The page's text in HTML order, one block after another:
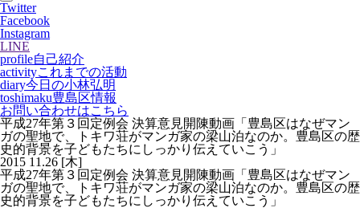
Twitter
Facebook
Instagram
LINE
profile自己紹介
activityこれまでの活動
diary今日の小林弘明
toshimaku豊島区情報
お問い合わせはこちら
平成27年第３回定例会 決算意見開陳動画「豊島区はなぜマン
ガの聖地で、トキワ荘がマンガ家の梁山泊なのか。豊島区の歴
史的背景を子どもたちにしっかり伝えていこう」
2015 11.26 [木]
平成27年第３回定例会 決算意見開陳動画「豊島区はなぜマン
ガの聖地で、トキワ荘がマンガ家の梁山泊なのか。豊島区の歴
史的背景を子どもたちにしっかり伝えていこう」